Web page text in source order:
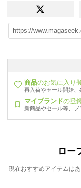
商品のお気に入り
再入荷やセール開始
マイブランドの登
新商品やセール等、
ロー
現在おすすめアイテムはあ